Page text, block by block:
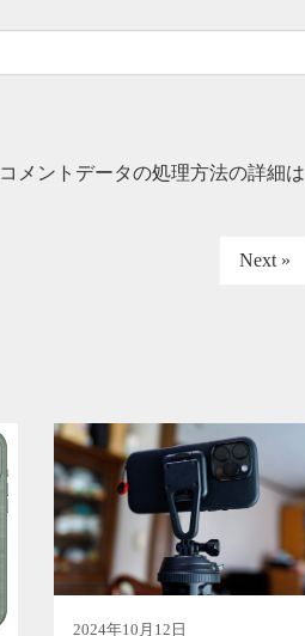
コメントデータの処理方法の詳細は
Next »
2024年10月12日